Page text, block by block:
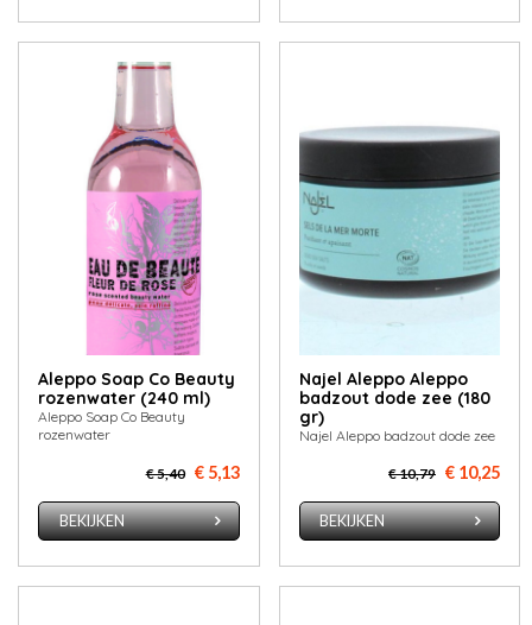
Aleppo Soap Co Beauty
rozenwater (240 ml)
Aleppo Soap Co Beauty
rozenwater
€ 5,40 € 5,13
BEKIJKEN
Najel Aleppo Aleppo
badzout dode zee (180
gr)
Najel Aleppo badzout dode zee
€ 10,79 € 10,25
BEKIJKEN